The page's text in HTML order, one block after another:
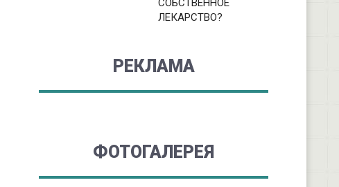
СОБСТВЕННОЕ
ЛЕКАРСТВО?
РЕКЛАМА
ФОТОГАЛЕРЕЯ